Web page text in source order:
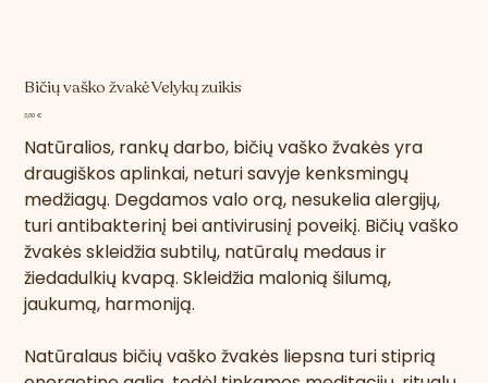
Bičių vaško žvakė Velykų zuikis
Kaina
3,00 €
Natūralios, rankų darbo, bičių vaško žvakės yra
draugiškos aplinkai, neturi savyje kenksmingų
medžiagų. Degdamos valo orą, nesukelia alergijų,
turi antibakterinį bei antivirusinį poveikį. Bičių vaško
žvakės skleidžia subtilų, natūralų medaus ir
žiedadulkių kvapą. Skleidžia malonią šilumą,
jaukumą, harmoniją.
Natūralaus bičių vaško žvakės liepsna turi stiprią